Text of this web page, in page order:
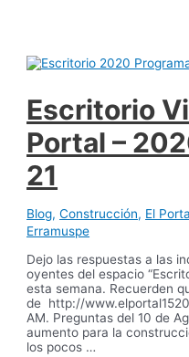
crea,
¡me
pagar!
Escritorio
Portal –
21
Blog,Construcción, El
Erramuspe
Dejo las respuestas a las
oyentes del espacio
esta semana. Recuerden
de http://
AM. Preguntas del 10 de
aumento para la
los pocos …